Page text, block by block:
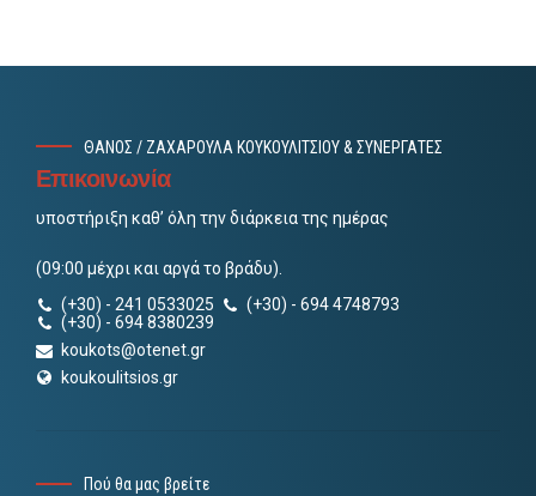
ΘΑΝΟΣ / ΖΑΧΑΡΟΥΛΑ ΚΟΥΚΟΥΛΙΤΣΙΟΥ & ΣΥΝΕΡΓΑΤΕΣ
Επικοινωνία
υποστήριξη καθ’ όλη την διάρκεια της ημέρας
(09:00 μέχρι και αργά το βράδυ).
(+30) - 241 0533025
(+30) - 694 4748793
(+30) - 694 8380239
koukots@otenet.gr
koukoulitsios.gr
Πού θα μας βρείτε